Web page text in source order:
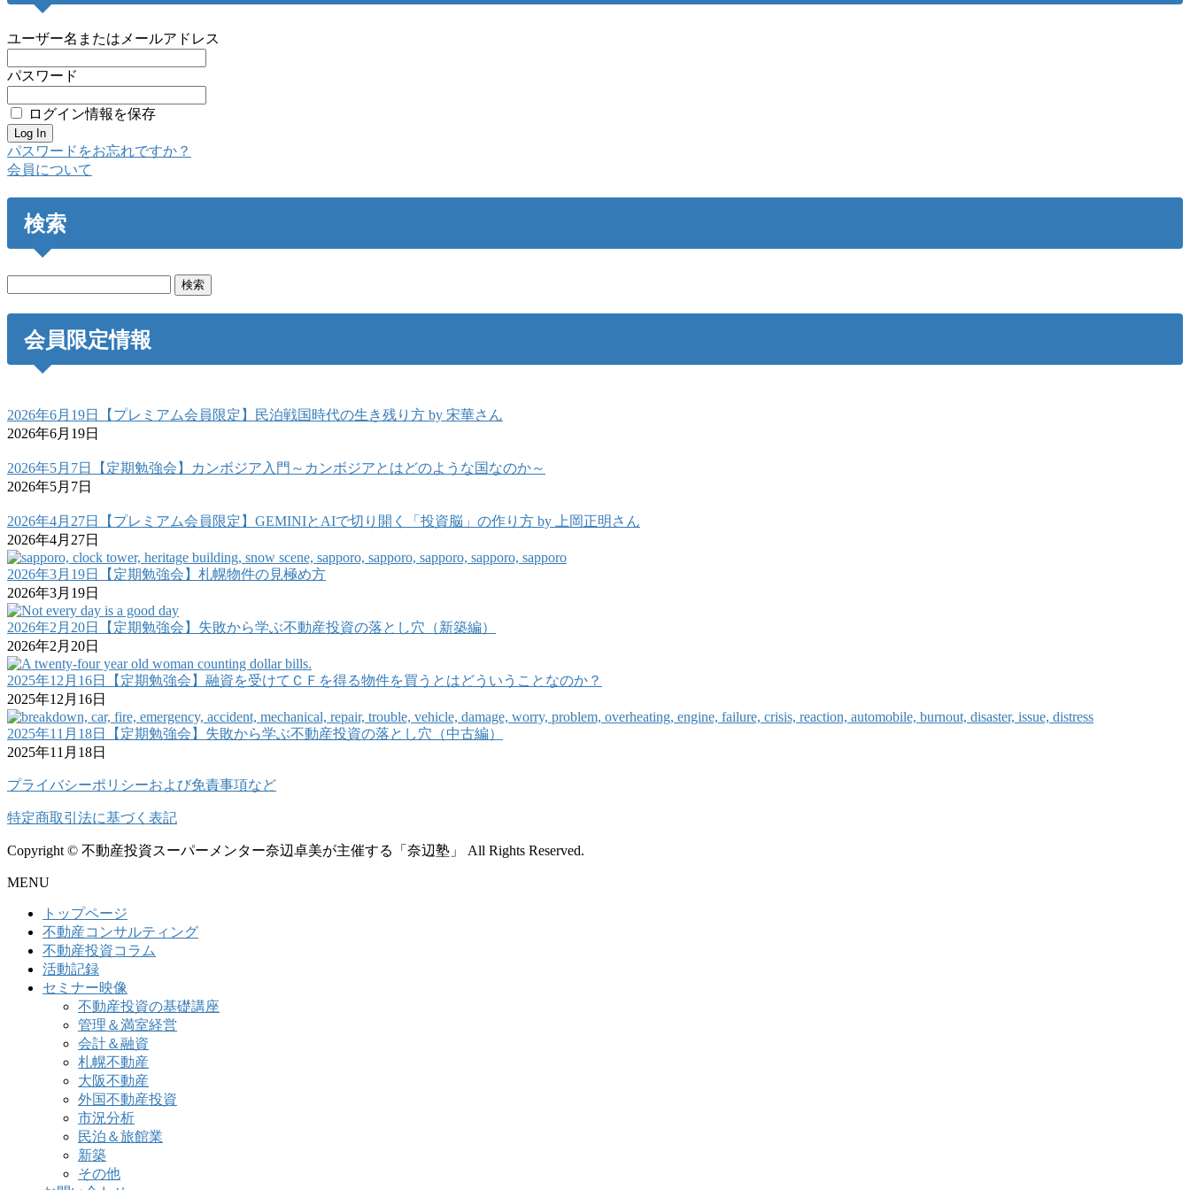
ユーザー名またはメールアドレス
パスワード
ログイン情報を保存
パスワードをお忘れですか？
会員について
検索
会員限定情報
2026年6月19日【プレミアム会員限定】民泊戦国時代の生き残り方 by 宋華さん
2026年6月19日
2026年5月7日【定期勉強会】カンボジア入門～カンボジアとはどのような国なのか～
2026年5月7日
2026年4月27日【プレミアム会員限定】GEMINIとAIで切り開く「投資脳」の作り方 by 上岡正明さん
2026年4月27日
2026年3月19日【定期勉強会】札幌物件の見極め方
2026年3月19日
2026年2月20日【定期勉強会】失敗から学ぶ不動産投資の落とし穴（新築編）
2026年2月20日
2025年12月16日【定期勉強会】融資を受けてＣＦを得る物件を買うとはどういうことなのか？
2025年12月16日
2025年11月18日【定期勉強会】失敗から学ぶ不動産投資の落とし穴（中古編）
2025年11月18日
プライバシーポリシーおよび免責事項など
特定商取引法に基づく表記
Copyright © 不動産投資スーパーメンター奈辺卓美が主催する「奈辺塾」 All Rights Reserved.
MENU
トップページ
不動産コンサルティング
不動産投資コラム
活動記録
セミナー映像
不動産投資の基礎講座
管理＆満室経営
会計＆融資
札幌不動産
大阪不動産
外国不動産投資
市況分析
民泊＆旅館業
新築
その他